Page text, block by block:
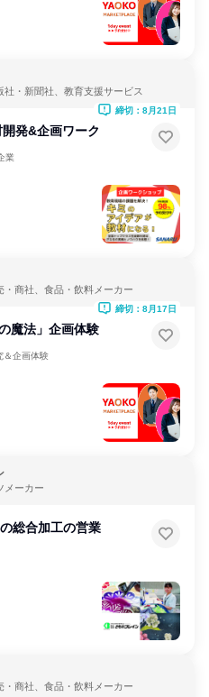
社・新聞社、教育支援サービス
発&企画ワーク
業
締切：8月21日
商社、食品・飲料メーカー
魔法」企画体験
＆企画体験
締切：8月17日
メーカー
総合加工の営業
商社、食品・飲料メーカー